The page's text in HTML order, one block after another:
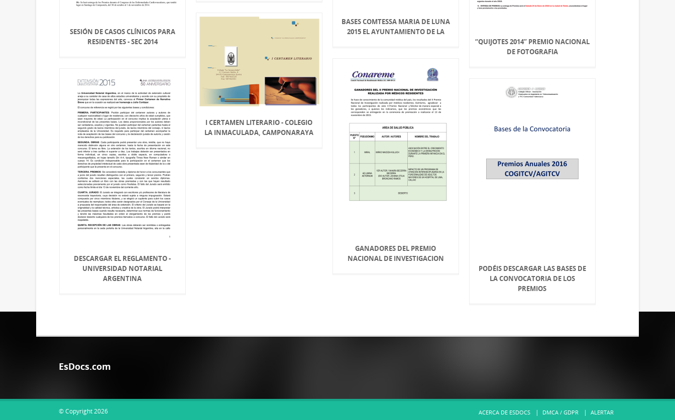
BASES COMTESSA MARIA DE LUNA
2015 EL AYUNTAMIENTO DE LA
SESIÓN DE CASOS CLÍNICOS PARA
RESIDENTES - SEC 2014
“QUIJOTES 2014” PREMIO NACIONAL
DE FOTOGRAFIA
I CERTAMEN LITERARIO - COLEGIO
LA INMACULADA, CAMPONARAYA
GANADORES DEL PREMIO
NACIONAL DE INVESTIGACION
DESCARGAR EL REGLAMENTO -
UNIVERSIDAD NOTARIAL
ARGENTINA
PODÉIS DESCARGAR LAS BASES DE
LA CONVOCATORIA DE LOS
PREMIOS
EsDocs.com
© Copyright 2026 ACERCA DE ESDOCS DMCA / GDPR ALERTAR